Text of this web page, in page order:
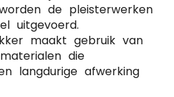
de pleisterwerken
uitgevoerd.
maakt gebruik van
die
langdurige afwerking